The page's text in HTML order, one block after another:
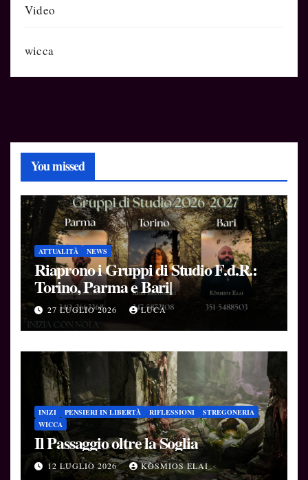
Video
wicca
You missed
ATTUALITÀ NEWS
Riaprono i Gruppi di Studio F.d.R.:
Torino, Parma e Bari|
27 LUGLIO 2026 LUCA
INIZI PENSIERI IN LIBERTÀ RIFLESSIONI
STREGONERIA
WICCA
Il Passaggio oltre la Soglia
12 LUGLIO 2026 KÒSMIOS ELAI